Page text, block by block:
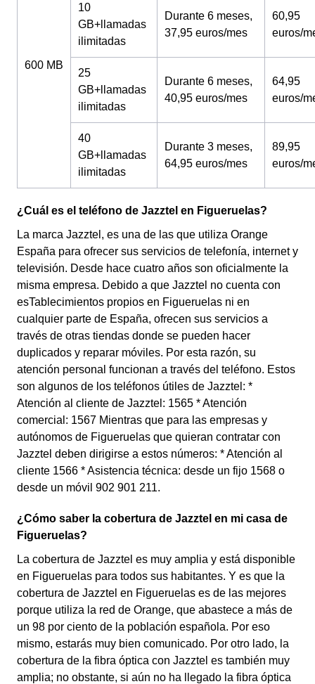
600 MB
10
GB+llamadas
ilimitadas
Durante 6 meses,
37,95 euros/mes
60,95
euros/
25
GB+llamadas
ilimitadas
Durante 6 meses,
40,95 euros/mes
64,95
euros/
40
GB+llamadas
ilimitadas
Durante 3 meses,
64,95 euros/mes
89,95
euros/
¿Cuál es el teléfono de Jazztel en Figueruelas?
La marca Jazztel, es una de las que utiliza Orange
España para ofrecer sus servicios de telefonía, internet y
televisión. Desde hace cuatro años son oficialmente la
misma empresa. Debido a que Jazztel no cuenta con
esTablecimientos propios en Figueruelas ni en
cualquier parte de España, ofrecen sus servicios a
través de otras tiendas donde se pueden hacer
duplicados y reparar móviles. Por esta razón, su
atención personal funcionan a través del teléfono. Estos
son algunos de los teléfonos útiles de Jazztel: *
Atención al cliente de Jazztel: 1565 * Atención
comercial: 1567 Mientras que para las empresas y
autónomos de Figueruelas que quieran contratar con
Jazztel deben dirigirse a estos números: * Atención al
cliente 1566 * Asistencia técnica: desde un fijo 1568 o
desde un móvil 902 901 211.
¿Cómo saber la cobertura de Jazztel en mi casa de
Figueruelas?
La cobertura de Jazztel es muy amplia y está disponible
en Figueruelas para todos sus habitantes. Y es que la
cobertura de Jazztel en Figueruelas es de las mejores
porque utiliza la red de Orange, que abastece a más de
un 98 por ciento de la población española. Por eso
mismo, estarás muy bien comunicado. Por otro lado, la
cobertura de la fibra óptica con Jazztel es también muy
amplia; no obstante, si aún no ha llegado la fibra óptica